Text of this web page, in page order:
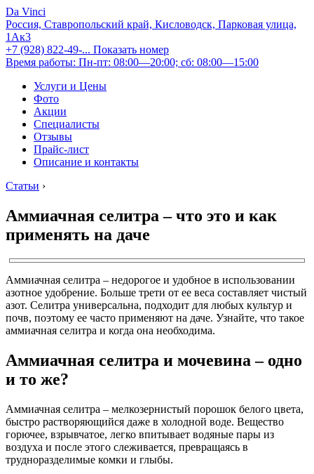
Da Vinci
Россия, Ставропольский край, Кисловодск, Парковая улица,
1Ак3
+7 (928) 822-49-... Показать номер
Время работы: Пн-пт: 08:00—20:00; сб: 08:00—15:00
Услуги и Цены
Фото
Акции
Специалисты
Отзывы
Прайс-лист
Описание и контакты
Статьи ›
Аммиачная селитра – что это и как
применять на даче
Аммиачная селитра – недорогое и удобное в использовании
азотное удобрение. Больше трети от ее веса составляет чистый
азот. Селитра универсальна, подходит для любых культур и
почв, поэтому ее часто применяют на даче. Узнайте, что такое
аммиачная селитра и когда она необходима.
Аммиачная селитра и мочевина – одно
и то же?
Аммиачная селитра – мелкозернистый порошок белого цвета,
быстро растворяющийся даже в холодной воде. Вещество
горючее, взрывчатое, легко впитывает водяные пары из
воздуха и после этого слеживается, превращаясь в
трудноразделимые комки и глыбы.